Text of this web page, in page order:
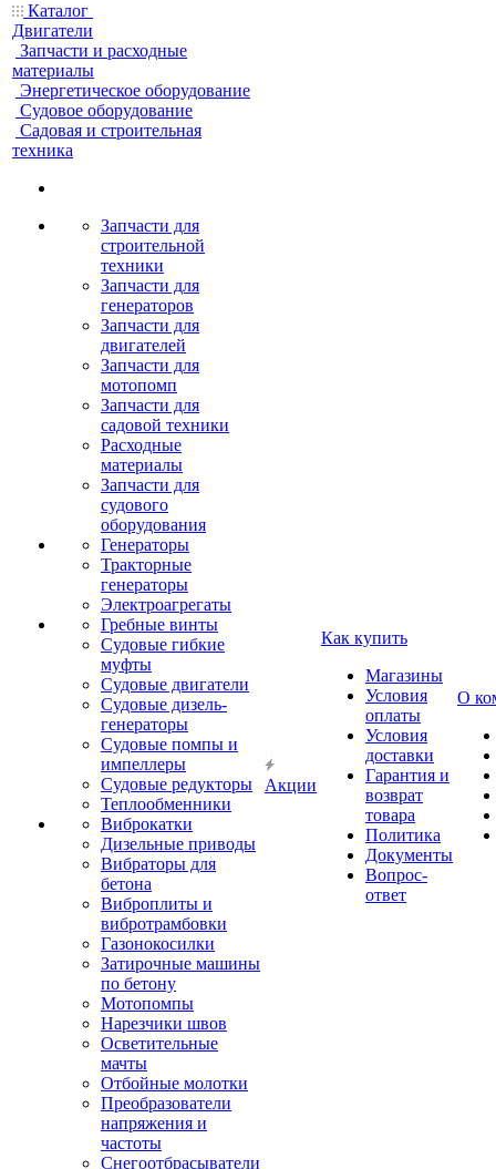
Каталог
Двигатели
Запчасти и расходные
материалы
Энергетическое оборудование
Судовое оборудование
Садовая и строительная
техника
Запчасти для
строительной
техники
Запчасти для
генераторов
Запчасти для
двигателей
Запчасти для
мотопомп
Запчасти для
садовой техники
Расходные
материалы
Запчасти для
судового
оборудования
Генераторы
Тракторные
генераторы
Электроагрегаты
Гребные винты
Судовые гибкие
муфты
Судовые двигатели
Судовые дизель-
генераторы
Судовые помпы и
импеллеры
Судовые редукторы
Теплообменники
Виброкатки
Дизельные приводы
Вибраторы для
бетона
Виброплиты и
вибротрамбовки
Газонокосилки
Затирочные машины
по бетону
Мотопомпы
Нарезчики швов
Осветительные
мачты
Отбойные молотки
Преобразователи
напряжения и
частоты
Снегоотбрасыватели
Акции
Как купить
Магазины
Условия
оплаты
Условия
доставки
Гарантия и
возврат
товара
Политика
Документы
Вопрос-
ответ
О